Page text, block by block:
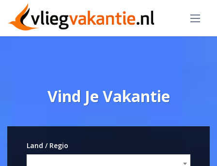
Vind Je Vakantie
Land / Regio